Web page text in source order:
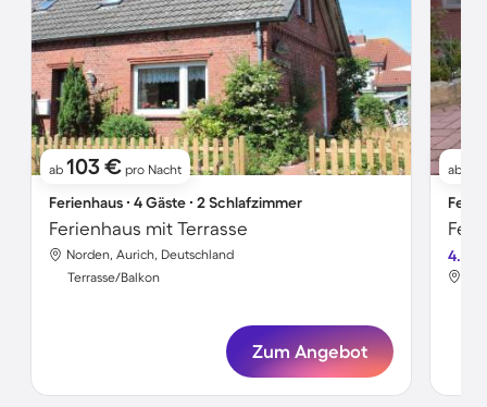
ab 103 € pro Nacht
Ferienhaus ∙ 4 Gäste ∙ 2 Schlafzimmer
Ferienhaus mit Terrasse
Norden, Aurich, Deutschland
Terrasse/Balkon
Zum Angebot
ab
4.0